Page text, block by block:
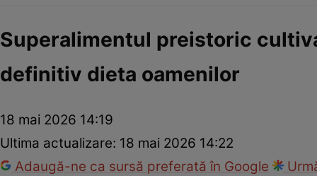
Superalimentul preistoric
definitiv dieta oamenilor
18 mai 2026 14:19
Ultima actualizare: 18 mai 2026 14:22
Adaugă-ne ca sursă preferată în Google